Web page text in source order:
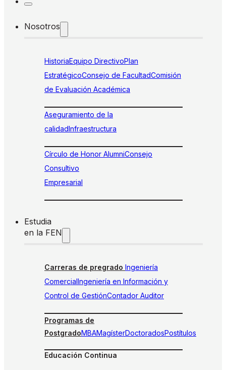
Nosotros
HistoriaEquipo DirectivoPlan
EstratégicoConsejo de FacultadComisión
de Evaluación Académica
Aseguramiento de la
calidadInfraestructura
Círculo de Honor AlumniConsejo
Consultivo
Empresarial
Estudia
en la FEN
Carreras de pregrado Ingeniería
ComercialIngeniería en Información y
Control de GestiónContador Auditor
Programas de
PostgradoMBAMagísterDoctoradosPostítulos
Educación Continua